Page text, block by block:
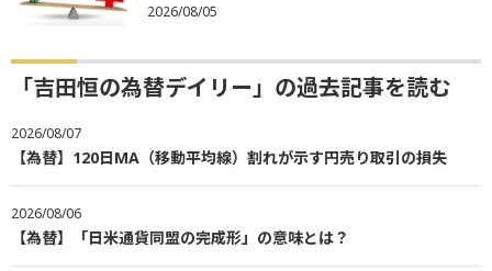
2026/08/05
「吉田恒の為替デイリー」の過去記事を読む
2026/08/07
【為替】120日MA（移動平均線）割れが示す円売り取引の損失
2026/08/06
【為替】「日米通貨同盟の完成形」の意味とは？